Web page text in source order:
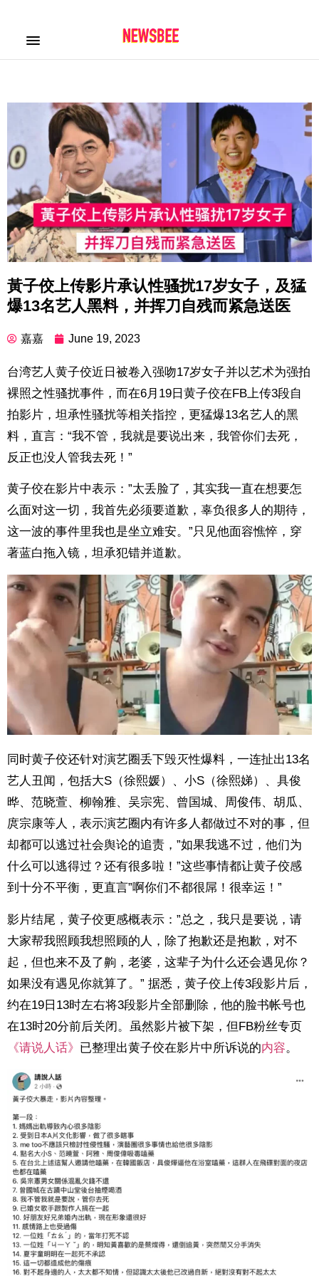
黃子佼上传影片承认性骚扰17岁女子，及猛
爆13名艺人黑料，并挥刀自残而紧急送医
嘉嘉 June 19, 2023
台湾艺人黄子佼近日被卷入强吻17岁女子并以艺术为强拍
裸照之性骚扰事件，而在6月19日黄子佼在FB上传3段自
拍影片，坦承性骚扰等相关指控，更猛爆13名艺人的黑
料，直言：“我不管，我就是要说出来，我管你们去死，
反正也没人管我去死！”
黄子佼在影片中表示：”太丢脸了，其实我一直在想要怎
么面对这一切，我首先必须要道歉，辜负很多人的期待，
这一波的事件里我也是坐立难安。”只见他面容憔悴，穿
著蓝白拖入镜，坦承犯错并道歉。
同时黄子佼还针对演艺圈丢下毁灭性爆料，一连扯出13名
艺人丑闻，包括大S（徐熙媛）、小S（徐熙娣）、具俊
晔、范晓萱、柳翰雅、吴宗宪、曾国城、周俊伟、胡瓜、
庹宗康等人，表示演艺圈内有许多人都做过不对的事，但
却都可以逃过社会舆论的追责，”如果我逃不过，他们为
什么可以逃得过？还有很多啦！”这些事情都让黄子佼感
到十分不平衡，更直言”啊你们不都很屌！很幸运！”
影片结尾，黄子佼更感概表示：”总之，我只是要说，请
大家帮我照顾我想照顾的人，除了抱歉还是抱歉，对不
起，但也来不及了齁，老婆，这辈子为什么还会遇见你？
如果没有遇见你就算了。” 据悉，黄子佼上传3段影片后，
约在19日13时左右将3段影片全部删除，他的脸书帐号也
在13时20分前后关闭。虽然影片被下架，但FB粉丝专页
《请说人话》 已整理出黄子佼在影片中所诉说的内容。